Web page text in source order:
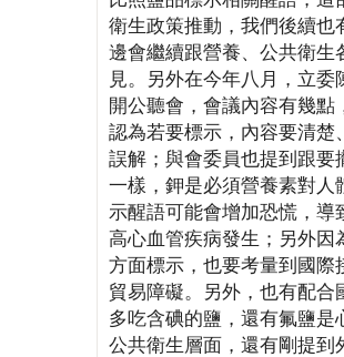
衛生政策推動，我們後續也
邊會繼續跟營養、公共衛生
見。另外在今年八月，立委
開公聽會，會議內容有幾點
認為若要標示，內容要清楚
誤解；與會委員也提到跟要
一樣，鉀是必須營養素對人
示醒語可能會增加恐慌，導
高心血管疾病發生；另外因
方面標示，也要考量到國際
貿易障礙。另外，也有配合
多吃含碘的鹽，還有氟鹽是
公共衛生層面，還有剛提到